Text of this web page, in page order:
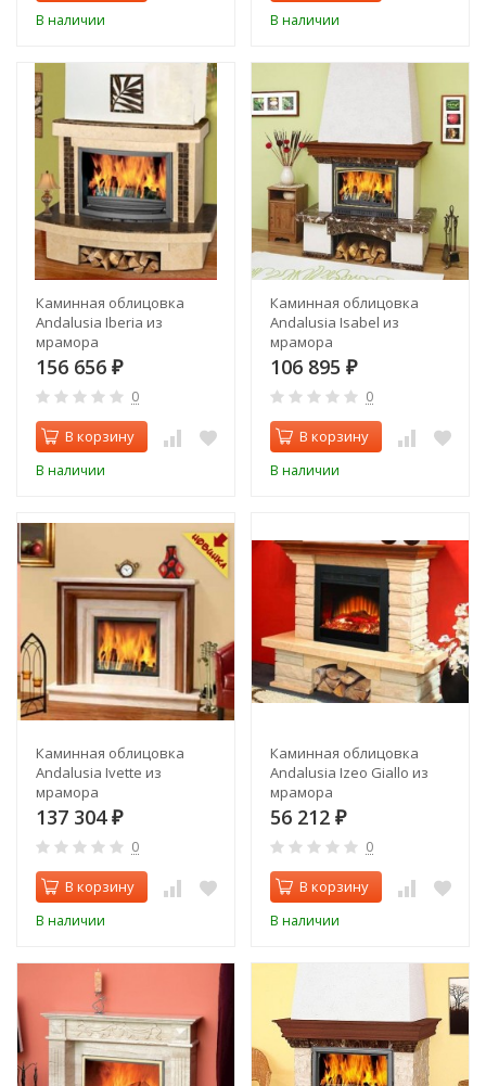
В наличии В наличии
Каминная облицовка
Andalusia Iberia из
мрамора
156 656 ₽
0
В корзину
В наличии
Каминная облицовка
Andalusia Isabel из
мрамора
106 895 ₽
0
В корзину
В наличии
Каминная облицовка
Andalusia Ivette из
мрамора
137 304 ₽
0
В корзину
В наличии
Каминная облицовка
Andalusia Izeo Giallo из
мрамора
56 212 ₽
0
В корзину
В наличии